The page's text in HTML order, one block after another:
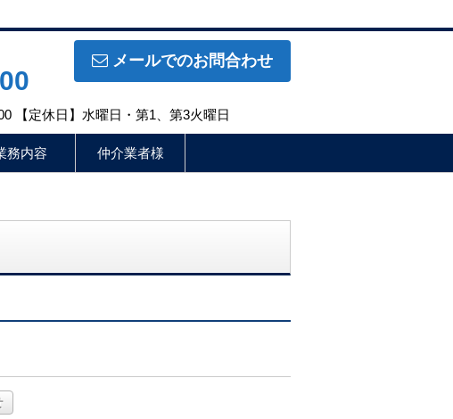
メールでのお問合わせ
【定休日】水曜日・第1、第3火曜日
務内容 仲介業者様